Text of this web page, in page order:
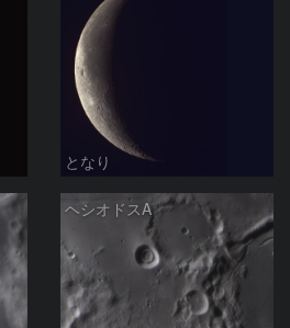
となり
ヘシオドスA